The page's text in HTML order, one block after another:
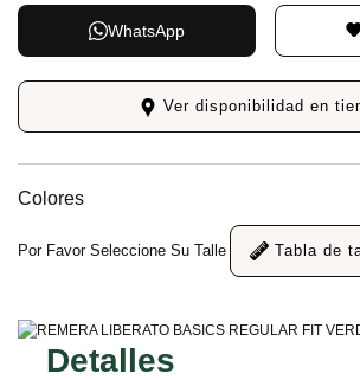
WhatsApp
Ver disponibilidad en
Colores
Por Favor Seleccione Su Talle Tabla de
Detalles